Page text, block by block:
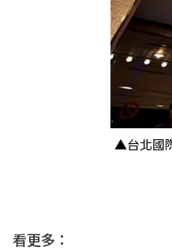
▲台北國
看更多：